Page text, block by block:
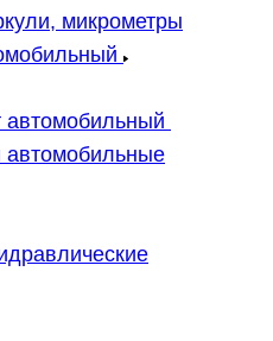
микрометры
автомобильный
автомобильные